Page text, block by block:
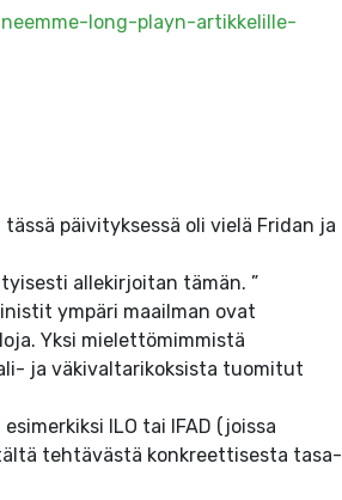
long-playn-artikkelille-
päivityksessä oli vielä Fridan ja
allekirjoitan tämän. ”
ympäri maailman ovat
Yksi mielettömimmistä
ja väkivaltarikoksista tuomitut
ILO tai IFAD (joissa
tehtävästä konkreettisesta tasa-